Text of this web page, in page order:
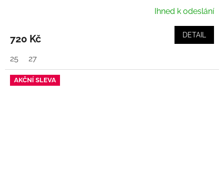
Ihned k odeslání
720 Kč DETAIL
25 27
AKČNÍ SLEVA